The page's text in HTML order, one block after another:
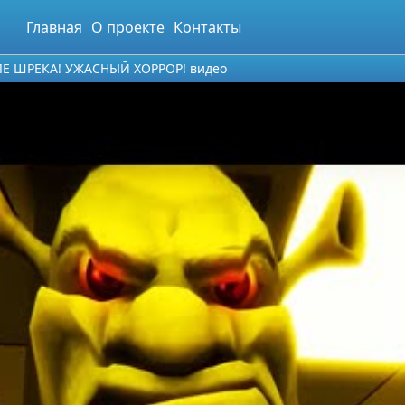
Главная О проекте Контакты
ШРЕКА! УЖАСНЫЙ ХОРРОР! видео